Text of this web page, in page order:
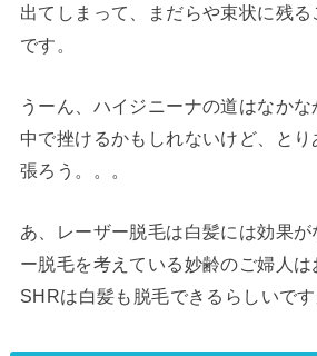
出てしまって、まだらや束状に残る
です。
うーん、ハイジニーナの道はなか
中で挫けるかもしれないけど、と
張ろう。。。
あ、レーザー脱毛は白髪には効果
ー脱毛を考えている妙齢のご婦人は
SHRは白髪も脱毛できるらしいです